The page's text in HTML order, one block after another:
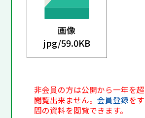
画像
jpg/59.0KB
非会員の方は公開から一年を
閲覧出来ません。会員登録を
間の資料を閲覧できます。